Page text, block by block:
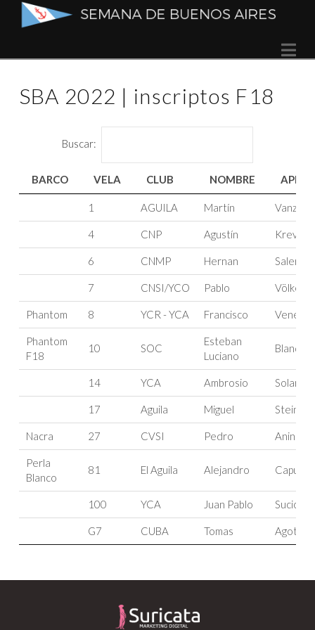
Semana
de
Buenos
Aires
SBA 2022 | inscriptos F18
Buscar:
BARCO VELA CLUB NOMBRE
1 AGUILA Martín Vanzulli
4 CNP Agustín Krevisky
6 CNMP Hernan Salerno
7 CNSI/YCO Pablo Völker
Phantom 8 YCR - YCA Francisco
Phantom
F18
10 SOC
Esteban
Luciano
Blando
14 YCA Ambrosio Solari
17 Aguila Miguel Stein
Nacra 27 CVSI Pedro Anino
Perla
Blanco
81 El Aguila Alejandro Caputo
100 YCA Juan Pablo Sucic
G7 CUBA Tomas Agote